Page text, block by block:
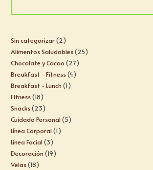
Sin categorizar 2
Alimentos Saludables 25
Chocolate y Cacao 27
Breakfast - Fitness 4
Breakfast - Lunch 1
Fitness 18
Snacks 23
Cuidado Personal 5
Línea Corporal 1
Línea Facial 3
Decoración 19
Velas 18